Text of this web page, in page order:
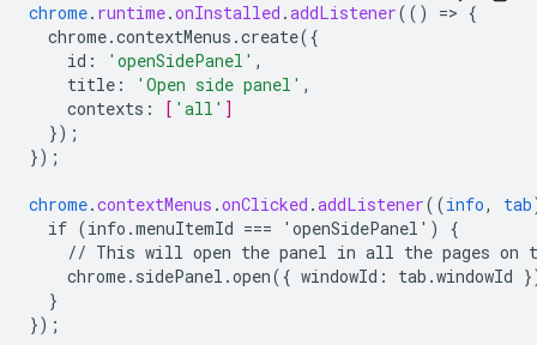
chrome. runtime.onInstalled .addListener(() => {
chrome.contextMenus.create({
id : 'openSidePanel' ,
title : 'Open side panel' ,
contexts : [ 'all' ]
});
});
chrome.contextMenus .onClicked .addListener((info, tab
if (info.menuItemId === 'openSidePanel')
{
// This will open the panel in all the pages on
chrome.sidePanel.open({ windowId : tab .windowId }
}
});